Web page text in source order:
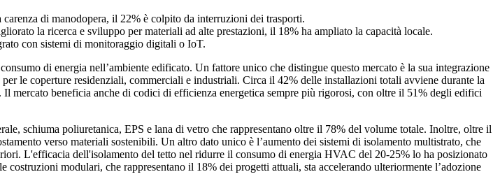
di manodopera, il 22% è colpito da interruzioni dei trasporti.
la ricerca e sviluppo per materiali ad alte prestazioni, il 18% ha ampliato la capacità locale.
con sistemi di monitoraggio digitali o IoT.
di energia nell’ambiente edificato. Un fattore unico che distingue questo mercato è la sua integrazione
le coperture residenziali, commerciali e industriali. Circa il 42% delle installazioni totali avviene durante la
mercato beneficia anche di codici di efficienza energetica sempre più rigorosi, con oltre il 51% degli edifici
schiuma poliuretanica, EPS e lana di vetro che rappresentano oltre il 78% del volume totale. Inoltre, oltre il
verso materiali sostenibili. Un altro dato unico è l’aumento dei sistemi di isolamento multistrato, che
L'efficacia dell'isolamento del tetto nel ridurre il consumo di energia HVAC del 20-25% lo ha posizionato
modulari, che rappresentano il 18% dei progetti attuali, sta accelerando ulteriormente l’adozione